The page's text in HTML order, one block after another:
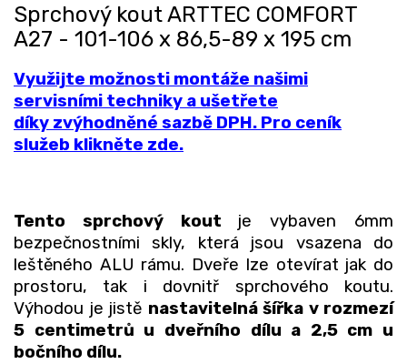
Sprchový kout ARTTEC COMFORT
A27 - 101-106 x 86,5-89 x 195 cm
Využijte možnosti montáže našimi
servisními techniky a ušetřete
díky zvýhodněné sazbě DPH. Pro ceník
služeb klikněte zde.
Tento sprchový kout je vybaven 6mm
bezpečnostními skly, která jsou vsazena do
leštěného ALU rámu. Dveře lze otevírat jak do
prostoru, tak i dovnitř sprchového koutu.
Výhodou je jistě nastavitelná šířka v rozmezí
5 centimetrů u dveřního dílu a 2,5 cm u
bočního dílu.